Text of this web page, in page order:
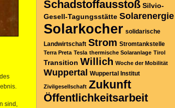
sind,
Schadstoffausstoß Silvio-
Gesell-Tagungsstätte Solarenergie
Solarkocher solidarische
Landwirtschaft Strom Stromtankstelle
Terra Preta Tesla thermische Solaranlage Tirol
Transition Willich Woche der Mobilität
Wuppertal Wuppertal Institut
Zivilgesellschaft Zukunft
Öffentlichkeitsarbeit